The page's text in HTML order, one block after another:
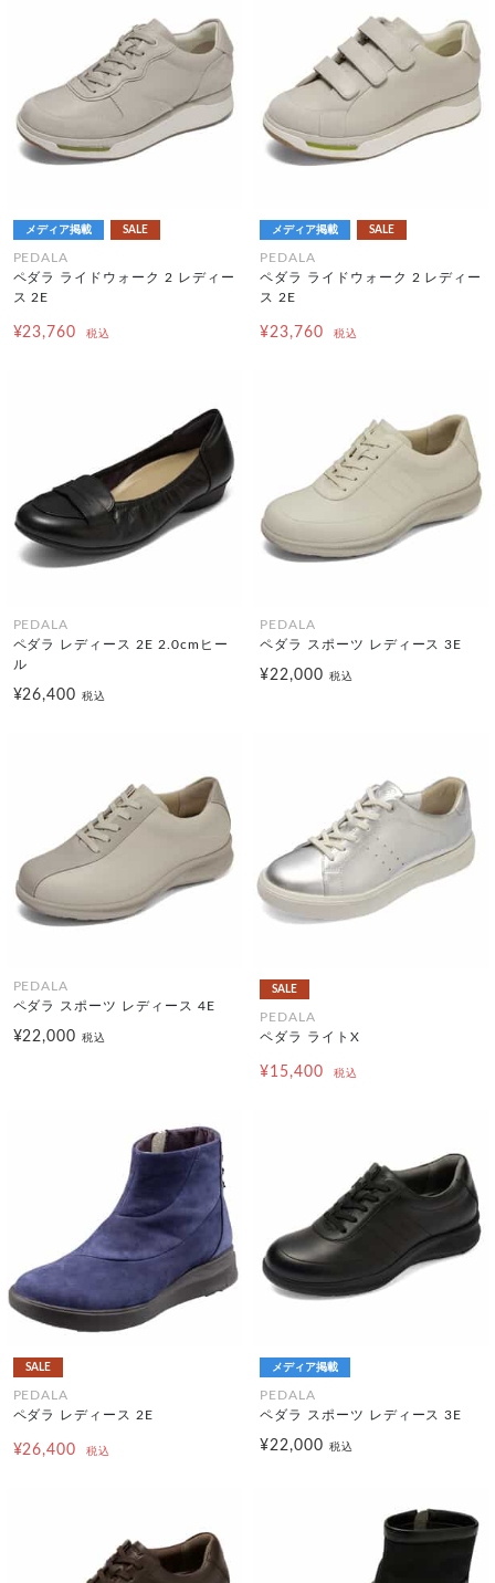
メディア掲載 SALE
PEDALA
ペダラ ライドウォーク 2 レディー
ス 2E
¥23,760 税込
メディア掲載 SALE
PEDALA
ペダラ ライドウォーク 2 レディー
ス 2E
¥23,760 税込
PEDALA
ペダラ レディース 2E 2.0cmヒー
ル
¥26,400税込
PEDALA
ペダラ スポーツ レディース 3E
¥22,000 税込
PEDALA
ペダラ スポーツ レディース 4E
¥22,000税込
SALE
PEDALA
ペダラ ライトX
¥15,400 税込
SALE
PEDALA
ペダラ レディース 2E
¥26,400 税込
メディア掲載
PEDALA
ペダラ スポーツ レディース 3E
¥22,000 税込